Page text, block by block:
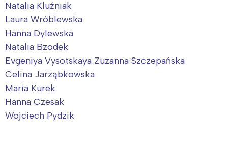
Natalia Kluźniak
Laura Wróblewska
Hanna Dylewska
Natalia Bzodek
Evgeniya Vysotskaya Zuzanna Szczepańska
Celina Jarząbkowska
Maria Kurek
Hanna Czesak
Wojciech Pydzik